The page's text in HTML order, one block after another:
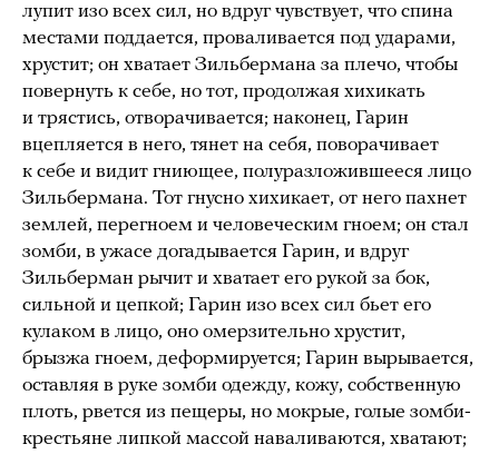
лупит изо всех сил, но вдруг чувствует, что спина
местами поддается, проваливается под ударами,
хрустит; он хватает Зильбермана за плечо, чтобы
повернуть к себе, но тот, продолжая хихикать
и трястись, отворачивается; наконец, Гарин
вцепляется в него, тянет на себя, поворачивает
к себе и видит гниющее, полуразложившееся лицо
Зильбермана. Тот гнусно хихикает, от него пахнет
землей, перегноем и человеческим гноем; он стал
зомби, в ужасе догадывается Гарин, и вдруг
Зильберман рычит и хватает его рукой за бок,
сильной и цепкой; Гарин изо всех сил бьет его
кулаком в лицо, оно омерзительно хрустит,
брызжа гноем, деформируется; Гарин вырывается,
оставляя в руке зомби одежду, кожу, собственную
плоть, рвется из пещеры, но мокрые, голые зомби-
крестьяне липкой массой наваливаются, хватают;